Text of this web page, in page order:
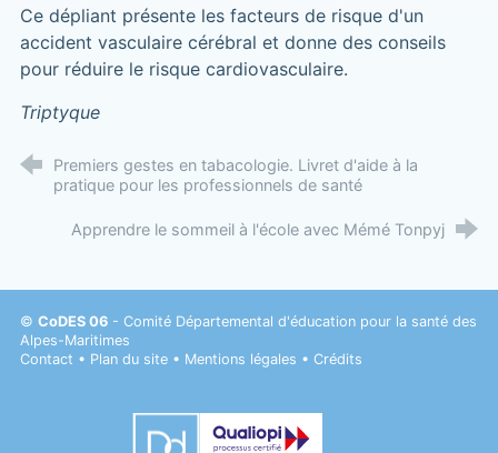
Ce dépliant présente les facteurs de risque d'un
accident vasculaire cérébral et donne des conseils
pour réduire le risque cardiovasculaire.
Triptyque
Premiers gestes en tabacologie. Livret d'aide à la
pratique pour les professionnels de santé
Apprendre le sommeil à l'école avec Mémé Tonpyj
© CoDES 06- Comité Départemental d'éducation pour la santé des
Alpes-Maritimes
Contact • Plan du site• Mentions légales • Crédits
Datadock